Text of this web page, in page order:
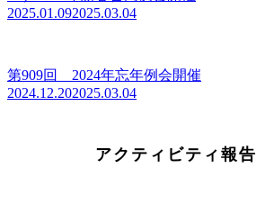
2025.01.092025.03.04
第909回 2024年忘年例会開催
2024.12.202025.03.04
アクティビティ報告